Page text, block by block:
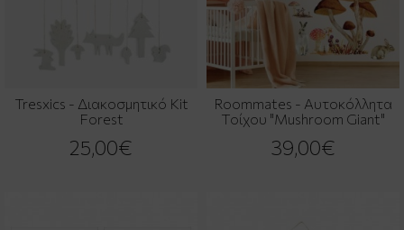
Tresxics - Διακοσμητικό Kit
Forest
25,00€
Roommates - Αυτοκόλλητα
Τοίχου "Mushroom Giant"
39,00€